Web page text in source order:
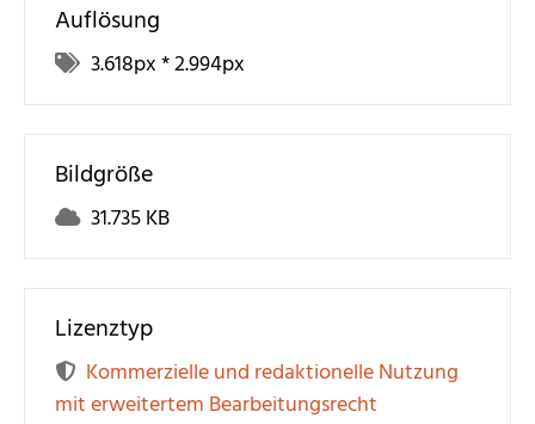
Auflösung
3.618px *2.994px
Bildgröße
31.735 KB
Lizenztyp
Kommerzielle und redaktionelle Nutzung
mit erweitertem Bearbeitungsrecht